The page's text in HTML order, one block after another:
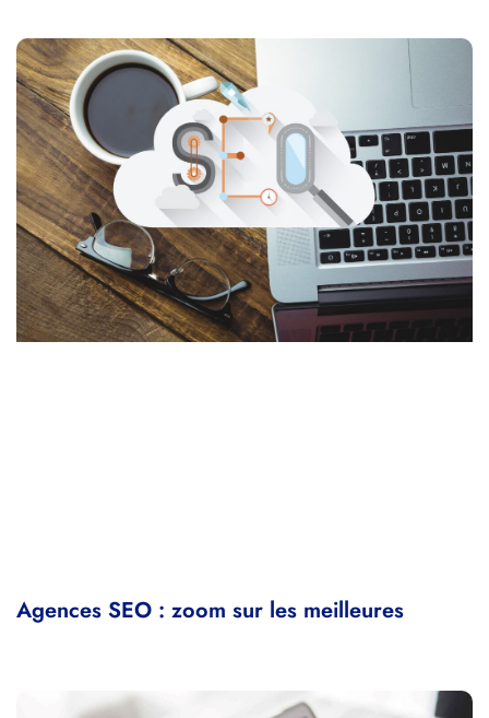
Agences SEO : zoom sur les meilleures